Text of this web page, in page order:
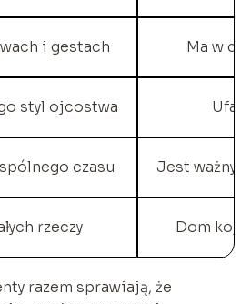
i gestach Ma w
styl ojcostwa Ufa
czasu Jest ważny
rzeczy Dom
razem sprawiają, że